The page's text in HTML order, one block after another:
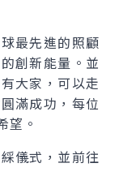
最先進的照顧
創新能量。並
大家，可以走
滿成功，每位
望。
儀式，並前往